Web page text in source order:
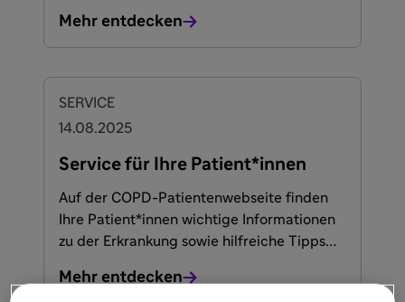
Mehr entdecken
SERVICE
14.08.2025
Service für Ihre Patient*innen
Auf der COPD-Patientenwebseite finden
Ihre Patient*innen wichtige Informationen
zu der Erkrankung sowie hilfreiche Tipps
Mehr entdecken